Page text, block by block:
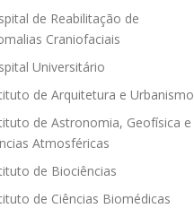
de Reabilitação de
Craniofaciais
Universitário
de Arquitetura e Urbanismo
de Astronomia, Geofísica e
Atmosféricas
de Biociências
de Ciências Biomédicas